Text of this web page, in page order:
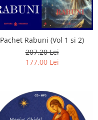
Pachet Rabuni (Vol 1 si 2)
207,20 Lei
177,00 Lei